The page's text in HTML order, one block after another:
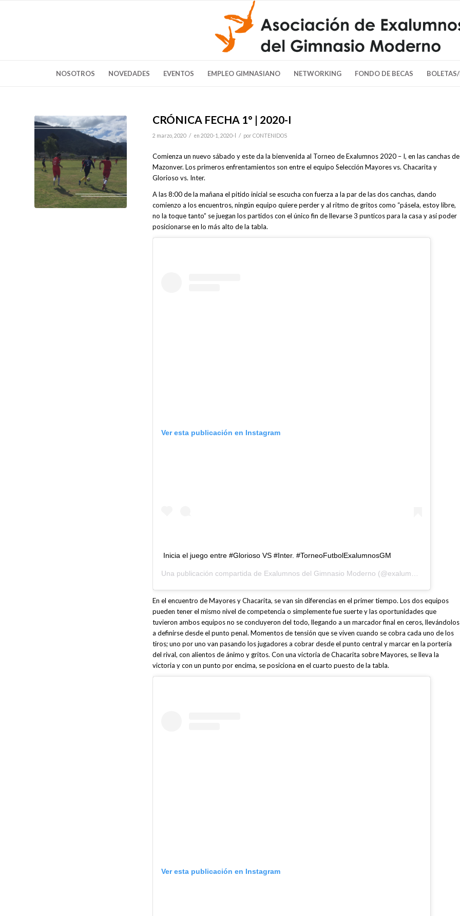
NOSOTROS NOVEDADES EVENTOS EMPLEO GIMNASIANO NETWORKING FONDO DE BECAS
CRÓNICA FECHA 1° | 2020-I
2 marzo, 2020 / en 2020-1 2020-l / por CONTENIDOS
Comienza un nuevo sábado y este da la bienvenida al Torneo de Exalumnos 2020 – I, en las canchas de
Mazonver. Los primeros enfrentamientos son entre el equipo Selección Mayores vs. Chacarita y
Glorioso vs. Inter.
A las 8:00 de la mañana el pitido inicial se escucha con fuerza a la par de las dos canchas, dando
comienzo a los encuentros, ningún equipo quiere perder y al ritmo de gritos como “pásela, estoy libre,
no la toque tanto” se juegan los partidos con el único fin de llevarse 3 punticos para la casa y así poder
posicionarse en lo más alto de la tabla.
Ver esta publicación en Instagram
Inicia el juego entre #Glorioso VS #Inter. #TorneoFutbolExalumnosGM
Una publicación compartida de Exalumnos del Gimnasio Moderno (@exalumnosgm) el
En el encuentro de Mayores y Chacarita, se van sin diferencias en el primer tiempo. Los dos equipos
pueden tener el mismo nivel de competencia o simplemente fue suerte y las oportunidades que
tuvieron ambos equipos no se concluyeron del todo, llegando a un marcador final en ceros, llevándolos
a definirse desde el punto penal. Momentos de tensión que se viven cuando se cobra cada uno de los
tiros; uno por uno van pasando los jugadores a cobrar desde el punto central y marcar en la portería
del rival, con alientos de ánimo y gritos. Con una victoria de Chacarita sobre Mayores, se lleva la
victoria y con un punto por encima, se posiciona en el cuarto puesto de la tabla.
Ver esta publicación en Instagram